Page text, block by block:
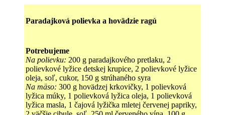
Paradajková polievka a hovädzie ragú
Potrebujeme
Na polievku: 200 g paradajkového pretlaku, 2
polievkové lyžice detskej krupice, 2 polievkové lyžice
oleja, soľ, cukor, 150 g strúhaného syra
Na mäso: 300 g hovädzej krkovičky, 1 polievková
lyžica múky, 1 polievková lyžica oleja, 1 polievková
lyžica masla, 1 čajová lyžička mletej červenej papriky,